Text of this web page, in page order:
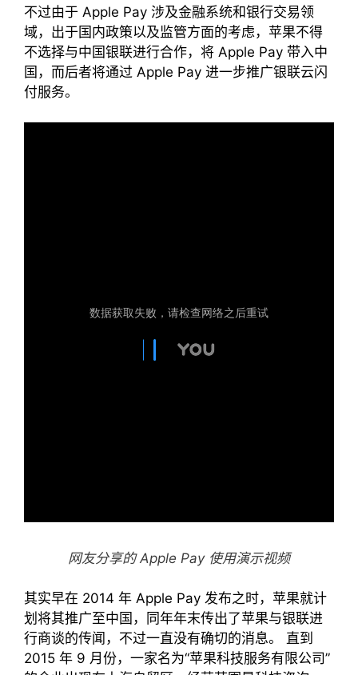
不过由于 Apple Pay 涉及金融系统和银行交易领
域，出于国内政策以及监管方面的考虑，苹果不得
不选择与中国银联进行合作，将 Apple Pay 带入中
国，而后者将通过 Apple Pay 进一步推广银联云闪
付服务。
网友分享的 Apple Pay 使用演示视频
其实早在 2014 年 Apple Pay 发布之时，苹果就计
划将其推广至中国，同年年末传出了苹果与银联进
行商谈的传闻，不过一直没有确切的消息。 直到
2015 年 9 月份，一家名为“苹果科技服务有限公司”